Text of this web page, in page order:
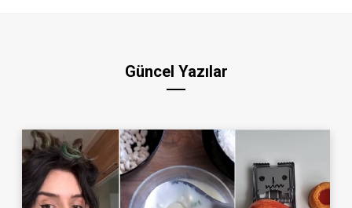
Güncel Yazılar